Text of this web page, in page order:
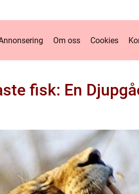
Om oss Cookies
fisk: En